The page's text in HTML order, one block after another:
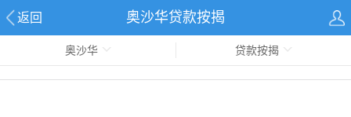
返回 奥沙华贷款按揭
奥沙华 贷款按揭